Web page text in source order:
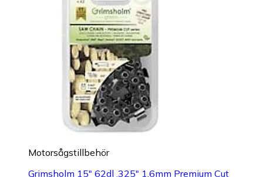
Motorsågstillbehör
Grimsholm 15" 62dl .325" 1,6mm Premium Cut